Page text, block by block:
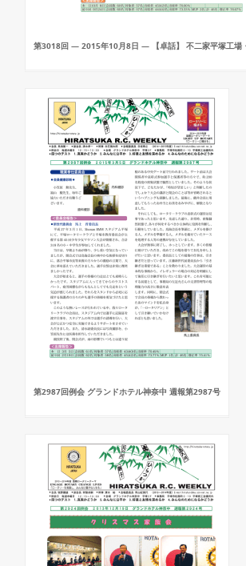
第3018回 — 2015年10月8日 — 【卓話】 不二家平塚工場
第2987回例会 グランドホテル神奈中 週報第2987号